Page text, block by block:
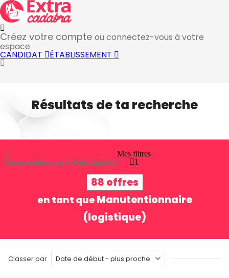
Créez votre compte ou connectez-vous à votre
espace
CANDIDAT ÉTABLISSEMENT
Résultats de ta recherche
Manutentionnaire (logistique)1
Mes filtres
1
88 offres
en tant que Manutentionnaire
(logistique)
Classer par